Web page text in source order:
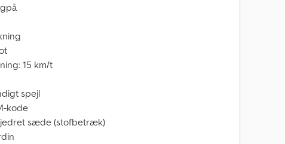
15 km/t
spejl
kode
sæde (stofbetræk)